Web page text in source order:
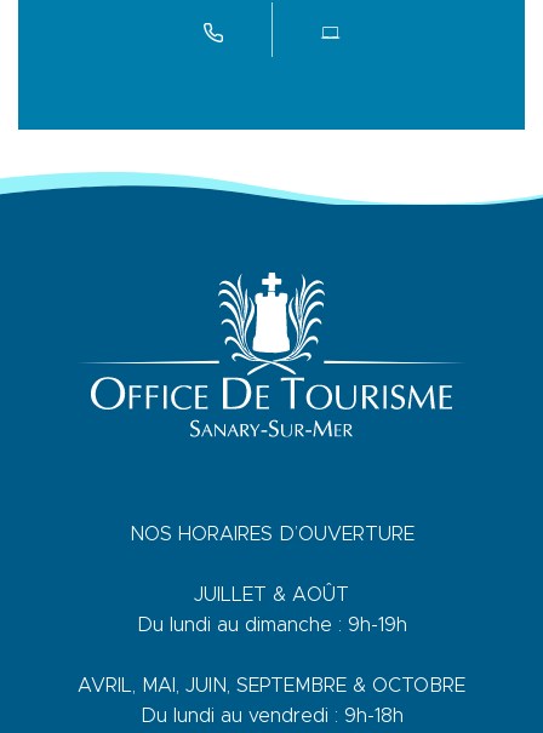
NOS HORAIRES D’OUVERTURE
JUILLET & AOÛT
Du lundi au dimanche : 9h-19h
AVRIL, MAI, JUIN, SEPTEMBRE & OCTOBRE
Du lundi au vendredi : 9h-18h